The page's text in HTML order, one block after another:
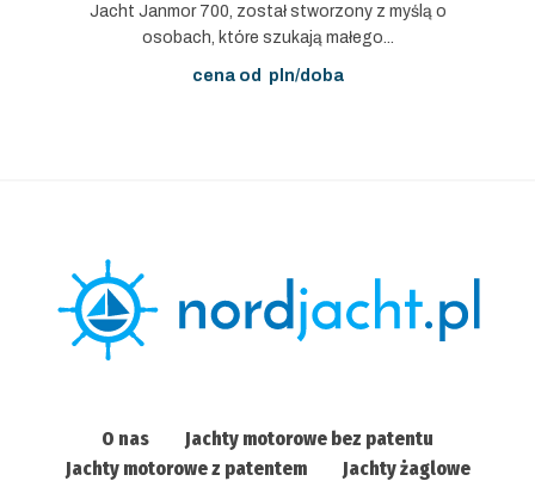
Jacht Janmor 700, został stworzony z myślą o
osobach, które szukają małego...
cena od pln/doba
O nas
Jachty motorowe bez patentu
Jachty motorowe z patentem
Jachty żaglowe